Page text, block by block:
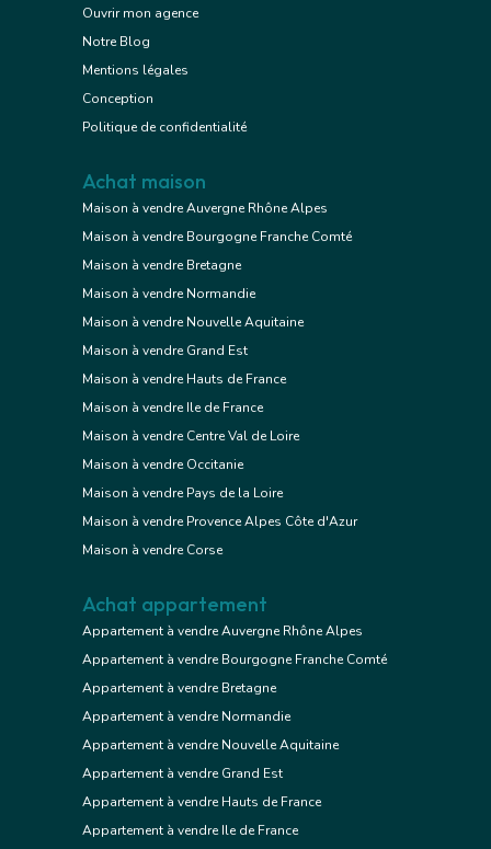
Ouvrir mon agence
Notre Blog
Mentions légales
Conception
Politique de confidentialité
Achat maison
Maison à vendre Auvergne Rhône Alpes
Maison à vendre Bourgogne Franche Comté
Maison à vendre Bretagne
Maison à vendre Normandie
Maison à vendre Nouvelle Aquitaine
Maison à vendre Grand Est
Maison à vendre Hauts de France
Maison à vendre Ile de France
Maison à vendre Centre Val de Loire
Maison à vendre Occitanie
Maison à vendre Pays de la Loire
Maison à vendre Provence Alpes Côte d'Azur
Maison à vendre Corse
Achat appartement
Appartement à vendre Auvergne Rhône Alpes
Appartement à vendre Bourgogne Franche Comté
Appartement à vendre Bretagne
Appartement à vendre Normandie
Appartement à vendre Nouvelle Aquitaine
Appartement à vendre Grand Est
Appartement à vendre Hauts de France
Appartement à vendre Ile de France